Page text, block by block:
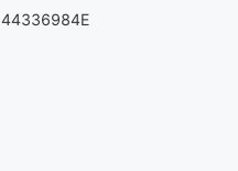
44336984E